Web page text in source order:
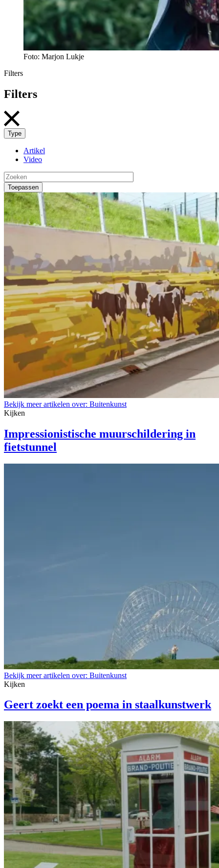
Foto: Marjon Lukje
Filters
Filters
Type
Artikel
Video
Bekijk meer artikelen over: Buitenkunst
Kijken
Impressionistische muurschildering in
fietstunnel
Bekijk meer artikelen over: Buitenkunst
Kijken
Geert zoekt een poema in staalkunstwerk